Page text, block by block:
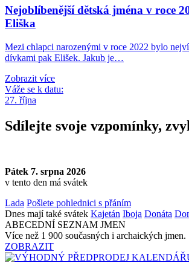
Nejoblíbenější dětská jména v roce
Eliška
Mezi chlapci narozenými v roce 2022 bylo
dívkami pak Elišek. Jakub je…
Zobrazit více
Váže se k datu:
27. října
Sdílejte svoje vzpomínky,
Pátek 7. srpna 2026
v tento den má svátek
Lada Pošlete pohlednici s přáním
Dnes mají také svátek Kajetán Iboja Donáta
ABECEDNÍ SEZNAM JMEN
Více než 1 900 současných i archaických jmen.
ZOBRAZIT